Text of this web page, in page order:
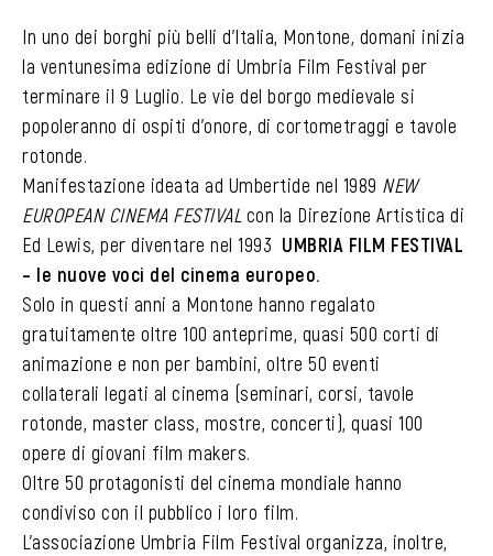
In uno dei borghi più belli d’Italia, Montone, domani inizia
la ventunesima edizione di Umbria Film Festival per
terminare il 9 Luglio. Le vie del borgo medievale si
popoleranno di ospiti d’onore, di cortometraggi e tavole
rotonde.
Manifestazione ideata ad Umbertide nel 1989 NEW
EUROPEAN CINEMA FESTIVAL con la Direzione Artistica di
Ed Lewis, per diventare nel 1993 UMBRIA FILM FESTIVAL
– le nuove voci del cinema europeo.
Solo in questi anni a Montone hanno regalato
gratuitamente oltre 100 anteprime, quasi 500 corti di
animazione e non per bambini, oltre 50 eventi
collaterali legati al cinema (seminari, corsi, tavole
rotonde, master class, mostre, concerti), quasi 100
opere di giovani film makers.
Oltre 50 protagonisti del cinema mondiale hanno
condiviso con il pubblico i loro film.
L’associazione Umbria Film Festival organizza, inoltre,